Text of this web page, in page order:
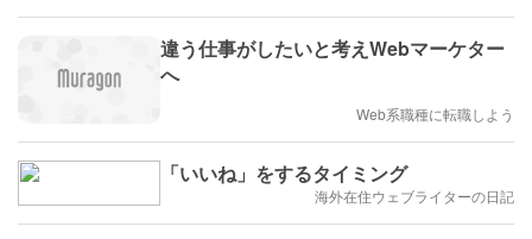
違う仕事がしたいと考えWebマーケター
へ
Web系職種に転職しよう
「いいね」をするタイミング
海外在住ウェブライターの日記